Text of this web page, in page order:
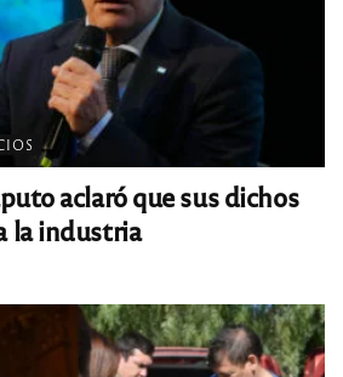
aclaró que sus dichos
la industria